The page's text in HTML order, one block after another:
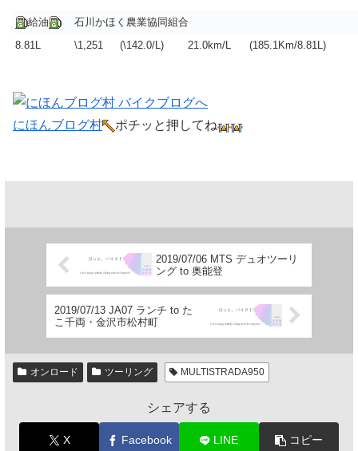
給油
石川かほく農業協同組合
8.81L
\1,251 (\142.0/L) 21.0km/L (185.1Km/8.81L)
にほんブログ村 ポチッと押してね
2019/07/06 MTS デュオツーリ
ング to 奥能登
2019/07/13 JA07 ランチ to た
こ千両・金沢市松村町
オンロード ツーリング MULTISTRADA950
シェアする
X Facebook LINE コピー